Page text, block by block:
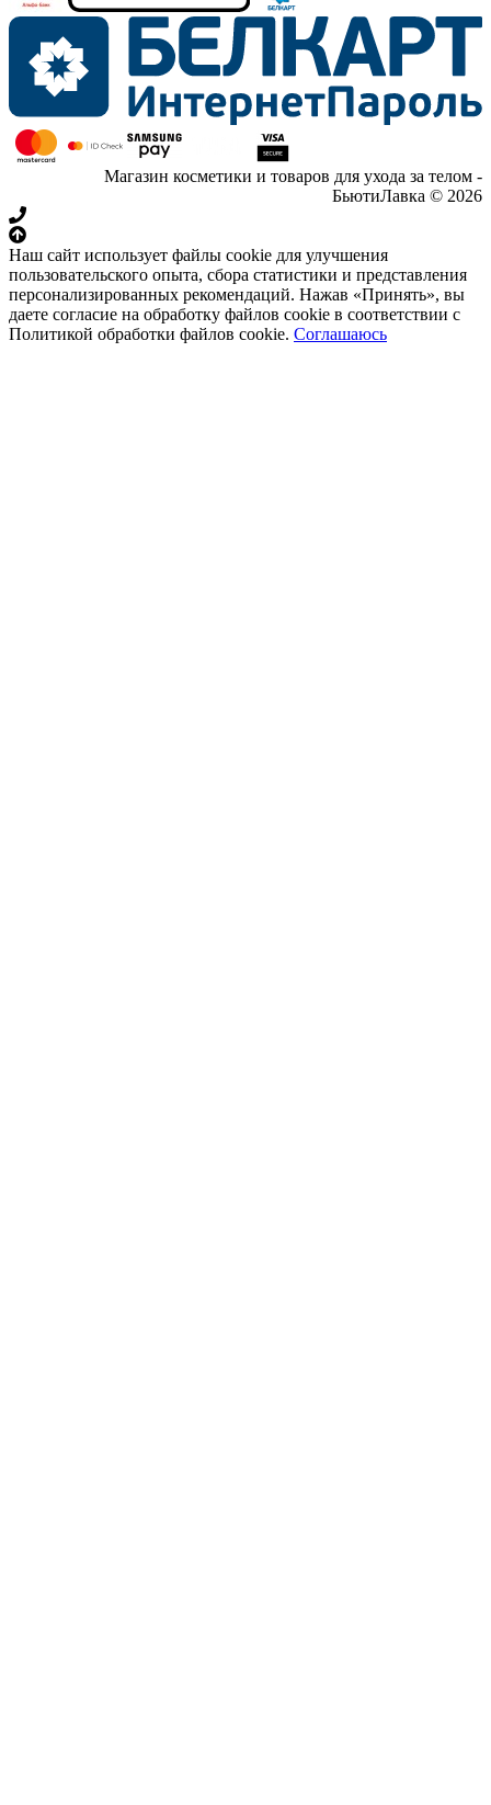
Магазин косметики и товаров для ухода за телом -
БьютиЛавка © 2026
Наш сайт использует файлы cookie для улучшения
пользовательского опыта, сбора статистики и представления
персонализированных рекомендаций. Нажав «Принять», вы
даете согласие на обработку файлов cookie в соответствии с
Политикой обработки файлов cookie. Соглашаюсь